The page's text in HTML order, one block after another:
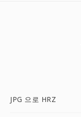
JPG 으로 HRZ